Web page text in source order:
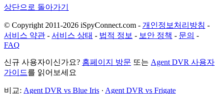
상단으로 돌아가기
© Copyright 2011-2026 iSpyConnect.com - 개인정보처리방침 -
서비스 약관 - 서비스 상태 - 법적 정보 - 보안 정책 - 문의 -
FAQ
신규 사용자이신가요? 홈페이지 방문 또는 Agent DVR 사용자
가이드를 읽어보세요
비교: Agent DVR vs Blue Iris · Agent DVR vs Frigate